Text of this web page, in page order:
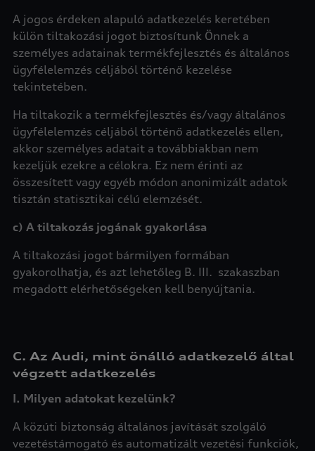
A jogos érdeken alapuló adatkezelés keretében
külön tiltakozási jogot biztosítunk Önnek a
személyes adatainak termékfejlesztés és általános
ügyfélelemzés céljából történő kezelése
tekintetében.
Ha tiltakozik a termékfejlesztés és/vagy általános
ügyfélelemzés céljából történő adatkezelés ellen,
akkor személyes adatait a továbbiakban nem
kezeljük ezekre a célokra. Ez nem érinti az
összesített vagy egyéb módon anonimizált adatok
tisztán statisztikai célú elemzését.
c) A tiltakozás jogának gyakorlása
A tiltakozási jogot bármilyen formában
gyakorolhatja, és azt lehetőleg B. III. szakaszban
megadott elérhetőségeken kell benyújtania.
C. Az Audi, mint önálló adatkezelő által
végzett adatkezelés
I. Milyen adatokat kezelünk?
A közúti biztonság általános javítását szolgáló
vezetéstámogató és automatizált vezetési funkciók,